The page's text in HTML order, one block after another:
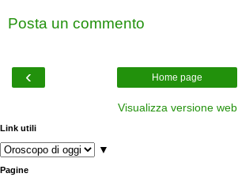
Posta un commento
‹ Home page
Visualizza versione web
Link utili
▼
Pagine